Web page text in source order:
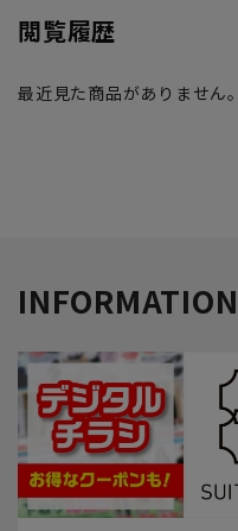
閲覧履歴
最近見た商品がありません。
INFORMATION